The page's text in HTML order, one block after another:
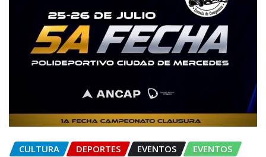
CULTURA DEPORTES EVENTOS
EVENTOS